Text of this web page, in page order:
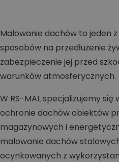
Malowanie dachów to jeden
sposobów na przedłużenie
zabezpieczenie jej przed
warunków atmosferycznych.
W RS-MAL specjalizujemy
ochronie dachów obiektów
magazynowych i
malowanie dachów
ocynkowanych z